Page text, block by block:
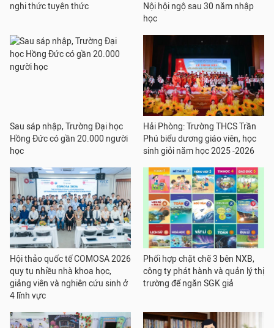
nghi thức tuyên thức
Nội hội ngộ sau 30 năm nhập
học
Sau sáp nhập, Trường Đại học
Hồng Đức có gần 20.000 người
học
Hải Phòng: Trường THCS Trần
Phú biểu dương giáo viên, học
sinh giỏi năm học 2025 -2026
Hội thảo quốc tế COMOSA 2026
quy tụ nhiều nhà khoa học,
giảng viên và nghiên cứu sinh ở
4 lĩnh vực
Phối hợp chặt chẽ 3 bên NXB,
công ty phát hành và quản lý thị
trường để ngăn SGK giả